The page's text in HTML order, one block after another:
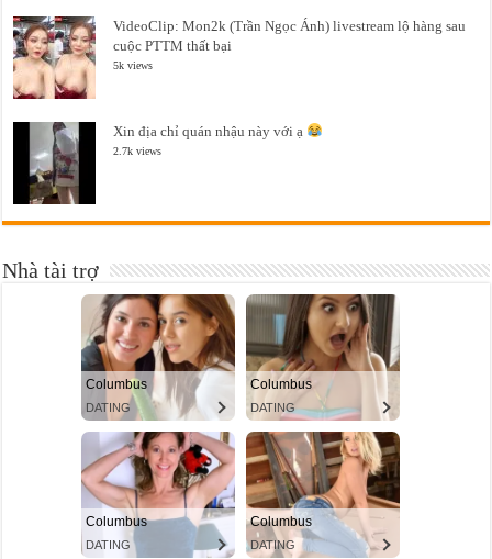
VideoClip: Mon2k (Trần Ngọc Ánh) livestream lộ hàng sau
cuộc PTTM thất bại
5k views
Xin địa chỉ quán nhậu này với ạ
2.7k views
Nhà tài trợ